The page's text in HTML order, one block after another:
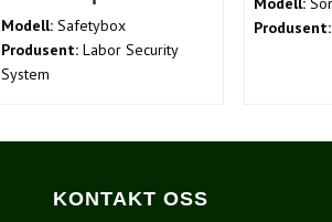
Modell: Safetybox
Produsent: Labor Security
System
Produsent:
KONTAKT OSS